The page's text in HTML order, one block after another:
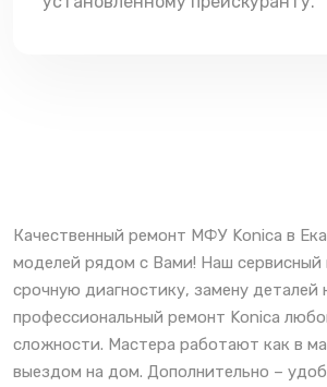
Качественный ремонт МФУ Konica в
моделей рядом с Вами! Наш сервисный
срочную диагностику, замену деталей
профессиональный ремонт Konica
сложности. Мастера работают как в
выездом на дом. Дополнительно –